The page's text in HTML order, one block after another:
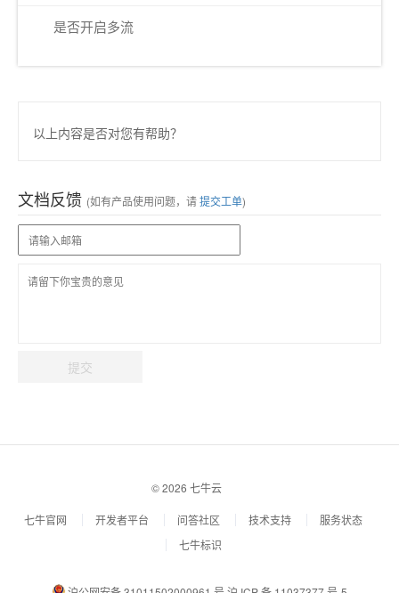
是否开启多流
以上内容是否对您有帮助？
文档反馈 (如有产品使用问题，请提交工单)
提交
© 2026 七牛云
七牛官网 开发者平台 问答社区 技术支持
服务状态
七牛标识